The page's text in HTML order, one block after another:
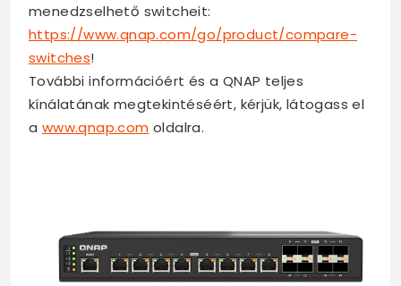
menedzselhető switcheit:
https://www.qnap.com/go/product/compare-
switches!
További információért és a QNAP teljes
kínálatának megtekintéséért, kérjük, látogass el
a www.qnap.com oldalra.